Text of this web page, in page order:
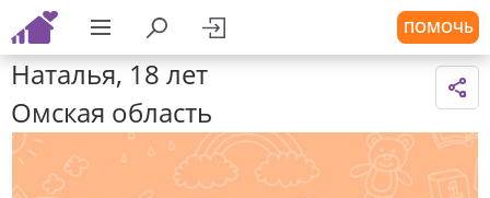
ПОМОЧЬ
Наталья, 18 лет
Омская область